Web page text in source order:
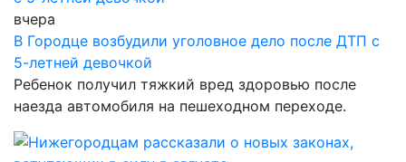
вчера
В Городце возбудили уголовное дело после ДТП с
5-летней девочкой
Ребенок получил тяжкий вред здоровью после
наезда автомобиля на пешеходном переходе.